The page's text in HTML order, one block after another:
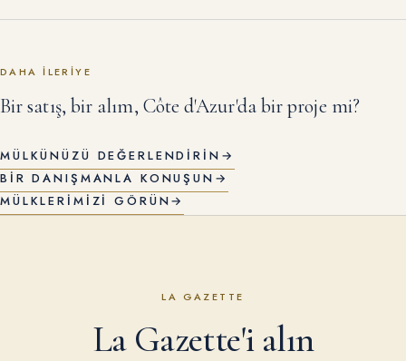
DAHA ILERIYE
Bir satış, bir alım, Côte d'Azur'da bir proje mi?
MÜLKÜNÜZÜ DEĞERLENDIRIN →
BIR DANIŞMANLA KONUŞUN →
MÜLKLERIMIZI GÖRÜN→
LA GAZETTE
La Gazette'i alın